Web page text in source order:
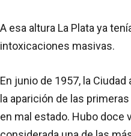
A esa altura La Plata ya
intoxicaciones masivas.
En junio de 1957, la
la aparición de las
en mal estado. Hubo doce